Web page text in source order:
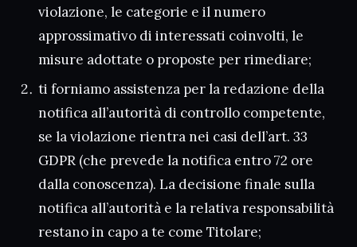
violazione, le categorie e il numero
approssimativo di interessati coinvolti, le
misure adottate o proposte per rimediare;
ti forniamo assistenza per la redazione della
notifica all’autorità di controllo competente,
se la violazione rientra nei casi dell’art. 33
GDPR (che prevede la notifica entro 72 ore
dalla conoscenza). La decisione finale sulla
notifica all’autorità e la relativa responsabilità
restano in capo a te come Titolare;